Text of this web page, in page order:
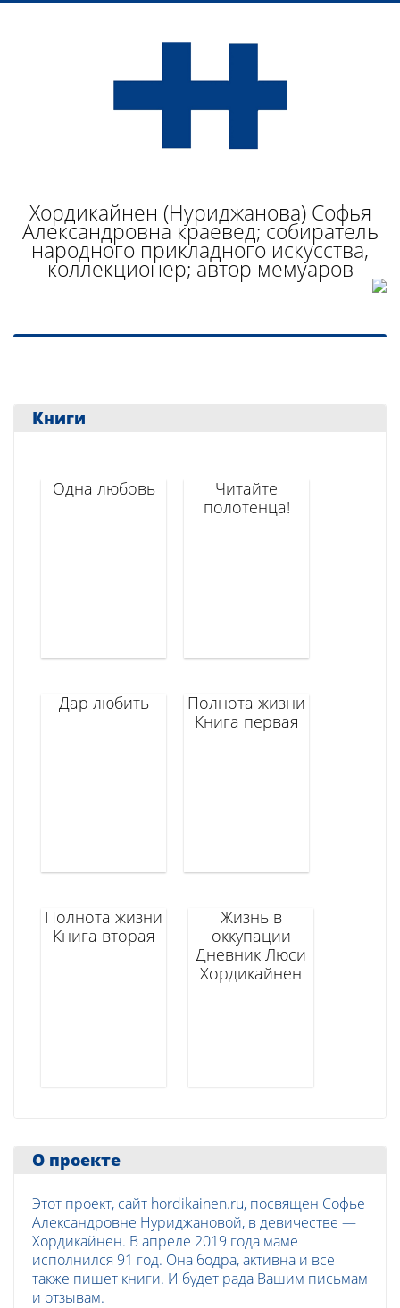
Хордикайнен (Нуриджанова) Софья
Александровна краевед; собиратель
народного прикладного искусства,
коллекционер; автор мемуаров
Книги
Одна любовь
Читайте
полотенца!
Дар любить
Полнота жизни
Книга первая
Полнота жизни
Книга вторая
Жизнь в
оккупации
Дневник Люси
Хордикайнен
О проекте
Этот проект, сайт hordikainen.ru, посвящен Софье
Александровне Нуриджановой, в девичестве —
Хордикайнен. В апреле 2019 года маме
исполнился 91 год. Она бодра, активна и все
также пишет книги. И будет рада Вашим письмам
и отзывам.